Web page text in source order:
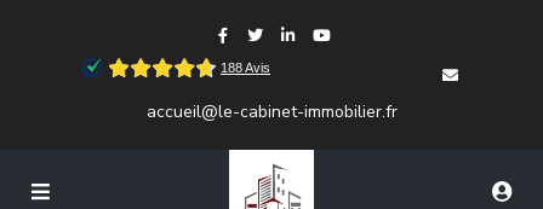
accueil@le-cabinet-immobilier.fr